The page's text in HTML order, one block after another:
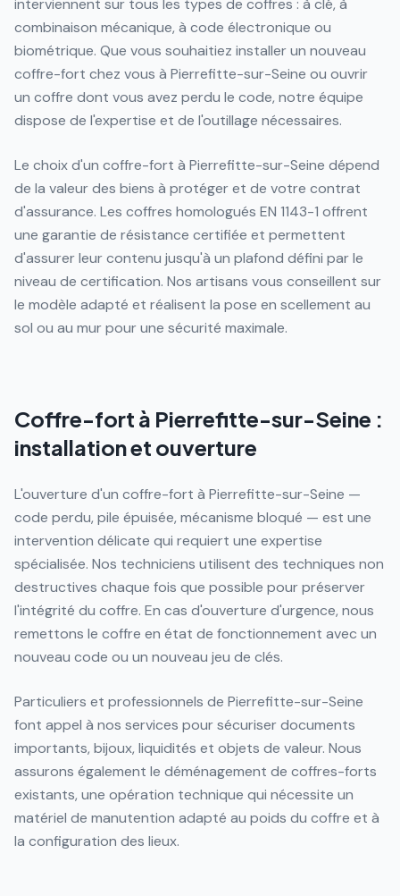
interviennent sur tous les types de coffres : à clé, à
combinaison mécanique, à code électronique ou
biométrique. Que vous souhaitiez installer un nouveau
coffre-fort chez vous à Pierrefitte-sur-Seine ou ouvrir
un coffre dont vous avez perdu le code, notre équipe
dispose de l'expertise et de l'outillage nécessaires.
Le choix d'un coffre-fort à Pierrefitte-sur-Seine dépend
de la valeur des biens à protéger et de votre contrat
d'assurance. Les coffres homologués EN 1143-1 offrent
une garantie de résistance certifiée et permettent
d'assurer leur contenu jusqu'à un plafond défini par le
niveau de certification. Nos artisans vous conseillent sur
le modèle adapté et réalisent la pose en scellement au
sol ou au mur pour une sécurité maximale.
Coffre-fort à Pierrefitte-sur-Seine :
installation et ouverture
L'ouverture d'un coffre-fort à Pierrefitte-sur-Seine —
code perdu, pile épuisée, mécanisme bloqué — est une
intervention délicate qui requiert une expertise
spécialisée. Nos techniciens utilisent des techniques non
destructives chaque fois que possible pour préserver
l'intégrité du coffre. En cas d'ouverture d'urgence, nous
remettons le coffre en état de fonctionnement avec un
nouveau code ou un nouveau jeu de clés.
Particuliers et professionnels de Pierrefitte-sur-Seine
font appel à nos services pour sécuriser documents
importants, bijoux, liquidités et objets de valeur. Nous
assurons également le déménagement de coffres-forts
existants, une opération technique qui nécessite un
matériel de manutention adapté au poids du coffre et à
la configuration des lieux.